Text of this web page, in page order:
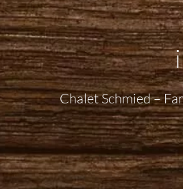
Chalet Schmied –